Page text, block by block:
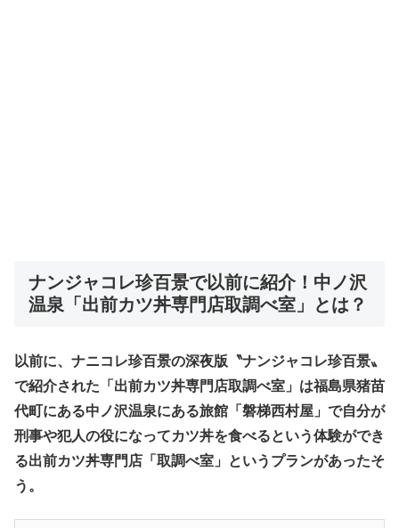
ナンジャコレ珍百景で以前に紹介！中ノ沢
温泉「出前カツ丼専門店取調べ室」とは？
以前に、ナニコレ珍百景の深夜版〝ナンジャコレ珍百景〟
で紹介された「出前カツ丼専門店取調べ室」は福島県猪苗
代町にある中ノ沢温泉にある旅館「磐梯西村屋」で自分が
刑事や犯人の役になってカツ丼を食べるという体験ができ
る出前カツ丼専門店「取調べ室」というプランがあったそ
う。